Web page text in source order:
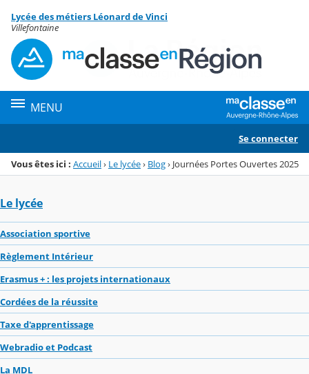
Menu de la rubrique
Contenu
Lycée des métiers Léonard de Vinci
Villefontaine
MENU
Se connecter
Vous êtes ici : Accueil› Le lycée› Blog› Journées Portes Ouvertes 2025
Le lycée
Association sportive
Règlement Intérieur
Erasmus + : les projets internationaux
Cordées de la réussite
Taxe d'apprentissage
Webradio et Podcast
La MDL